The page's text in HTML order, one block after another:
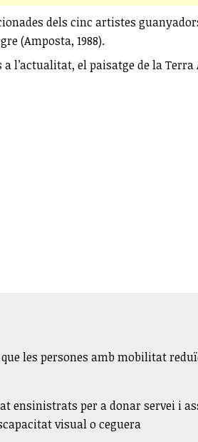
dels cinc artistes
(Amposta, 1988).
a l’actualitat, el paisatge de la
les persones amb mobilitat
ensinistrats per a donar servei i
visual o ceguera​